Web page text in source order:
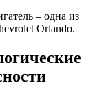
– одна из
Orlando.